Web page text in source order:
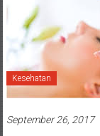
Kesehatan
September 26, 2017